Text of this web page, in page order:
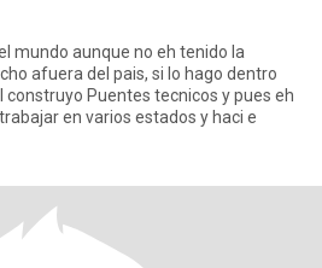
mundo aunque no eh tenido la
afuera del pais, si lo hago dentro
construyo Puentes tecnicos y pues eh
en varios estados y haci e